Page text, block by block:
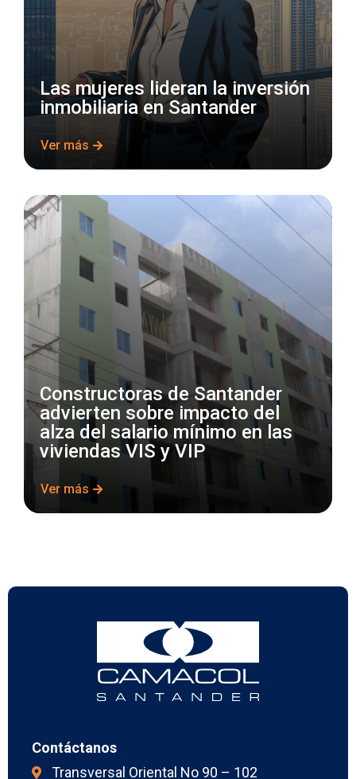
Las mujeres lideran la inversión
inmobiliaria en Santander
Ver más
Constructoras de Santander
advierten sobre impacto del
alza del salario mínimo en las
viviendas VIS y VIP
Ver más
Contáctanos
Transversal Oriental No 90 – 102